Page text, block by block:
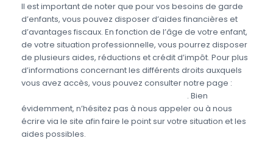
Il est important de noter que pour vos besoins de garde
d’enfants, vous pouvez disposer d’aides financières et
d’avantages fiscaux. En fonction de l’âge de votre enfant,
de votre situation professionnelle, vous pourrez disposer
de plusieurs aides, réductions et crédit d’impôt. Pour plus
d’informations concernant les différents droits auxquels
vous avez accès, vous pouvez consulter notre page :
. Bien
évidemment, n’hésitez pas à nous appeler ou à nous
écrire via le site afin faire le point sur votre situation et les
aides possibles.